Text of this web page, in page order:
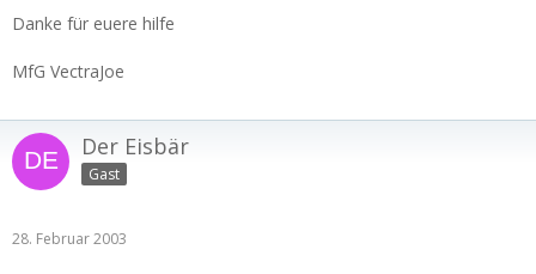
Danke für euere hilfe
MfG VectraJoe
Der Eisbär
Gast
28. Februar 2003